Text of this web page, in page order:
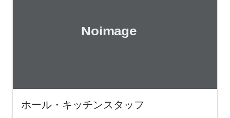
ホール・キッチンスタッフ